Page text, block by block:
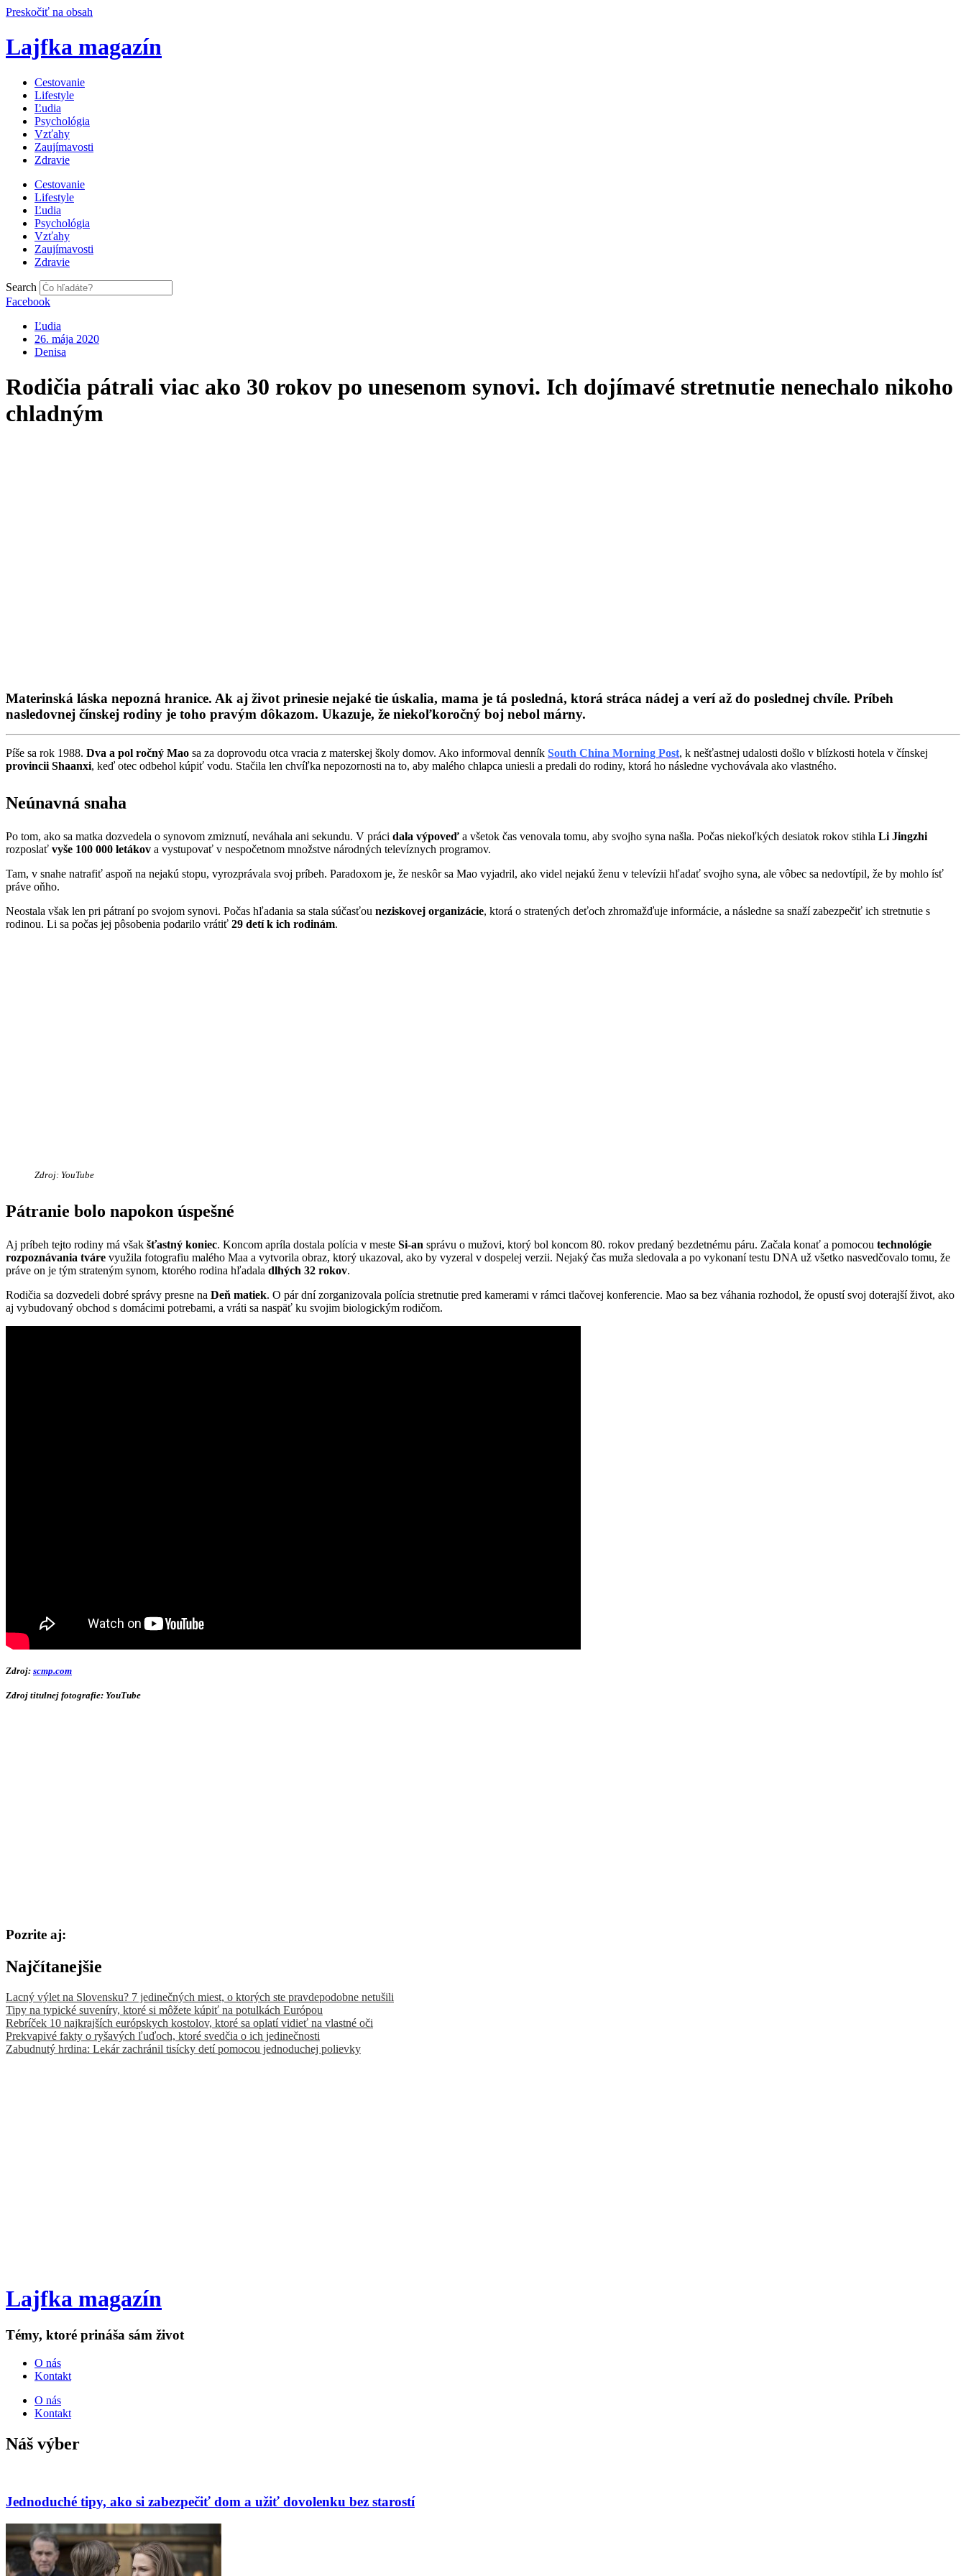
Preskočiť na obsah
Lajfka magazín
Cestovanie
Lifestyle
Ľudia
Psychológia
Vzťahy
Zaujímavosti
Zdravie
Cestovanie
Lifestyle
Ľudia
Psychológia
Vzťahy
Zaujímavosti
Zdravie
Search
Facebook
Ľudia
26. mája 2020
Denisa
Rodičia pátrali viac ako 30 rokov po unesenom synovi. Ich dojímavé stretnutie nenechalo nikoho
chladným
Materinská láska nepozná hranice. Ak aj život prinesie nejaké tie úskalia, mama je tá posledná, ktorá stráca nádej a verí až do poslednej chvíle. Príbeh
nasledovnej čínskej rodiny je toho pravým dôkazom. Ukazuje, že niekoľkoročný boj nebol márny.
Píše sa rok 1988. Dva a pol ročný Mao sa za doprovodu otca vracia z materskej školy domov. Ako informoval denník South China Morning Post, k nešťastnej udalosti došlo v blízkosti hotela v čínskej
provincii Shaanxi, keď otec odbehol kúpiť vodu. Stačila len chvíľka nepozornosti na to, aby malého chlapca uniesli a predali do rodiny, ktorá ho následne vychovávala ako vlastného.
Neúnavná snaha
Po tom, ako sa matka dozvedela o synovom zmiznutí, neváhala ani sekundu. V práci dala výpoveď a všetok čas venovala tomu, aby svojho syna našla. Počas niekoľkých desiatok rokov stihla Li Jingzhi
rozposlať vyše 100 000 letákov a vystupovať v nespočetnom množstve národných televíznych programov.
Tam, v snahe natrafiť aspoň na nejakú stopu, vyrozprávala svoj príbeh. Paradoxom je, že neskôr sa Mao vyjadril, ako videl nejakú ženu v televízii hľadať svojho syna, ale vôbec sa nedovtípil, že by mohlo ísť
práve oňho.
Neostala však len pri pátraní po svojom synovi. Počas hľadania sa stala súčasťou neziskovej organizácie, ktorá o stratených deťoch zhromažďuje informácie, a následne sa snaží zabezpečiť ich stretnutie s
rodinou. Li sa počas jej pôsobenia podarilo vrátiť 29 detí k ich rodinám.
Zdroj: YouTube
Pátranie bolo napokon úspešné
Aj príbeh tejto rodiny má však šťastný koniec. Koncom apríla dostala polícia v meste Si-an správu o mužovi, ktorý bol koncom 80. rokov predaný bezdetnému páru. Začala konať a pomocou technológie
rozpoznávania tváre využila fotografiu malého Maa a vytvorila obraz, ktorý ukazoval, ako by vyzeral v dospelej verzii. Nejaký čas muža sledovala a po vykonaní testu DNA už všetko nasvedčovalo tomu, že
práve on je tým strateným synom, ktorého rodina hľadala dlhých 32 rokov.
Rodičia sa dozvedeli dobré správy presne na Deň matiek. O pár dní zorganizovala polícia stretnutie pred kamerami v rámci tlačovej konferencie. Mao sa bez váhania rozhodol, že opustí svoj doterajší život, ako
aj vybudovaný obchod s domácimi potrebami, a vráti sa naspäť ku svojim biologickým rodičom.
Zdroj: scmp.com
Zdroj titulnej fotografie: YouTube
Pozrite aj:
Najčítanejšie
Lacný výlet na Slovensku? 7 jedinečných miest, o ktorých ste pravdepodobne netušili
Tipy na typické suveníry, ktoré si môžete kúpiť na potulkách Európou
Rebríček 10 najkrajších európskych kostolov, ktoré sa oplatí vidieť na vlastné oči
Prekvapivé fakty o ryšavých ľuďoch, ktoré svedčia o ich jedinečnosti
Zabudnutý hrdina: Lekár zachránil tisícky detí pomocou jednoduchej polievky
Lajfka magazín
Témy, ktoré prináša sám život
O nás
Kontakt
O nás
Kontakt
Náš výber
Jednoduché tipy, ako si zabezpečiť dom a užiť dovolenku bez starostí